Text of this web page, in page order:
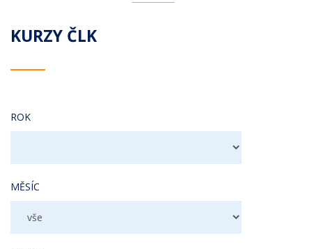
KURZY ČLK
ROK
MĚSÍC